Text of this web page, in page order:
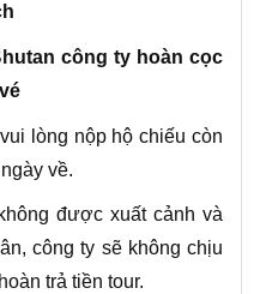
công ty hoàn cọc
lòng nộp hộ chiếu còn
về.
được xuất cảnh và
công ty sẽ không chịu
trả tiền tour.